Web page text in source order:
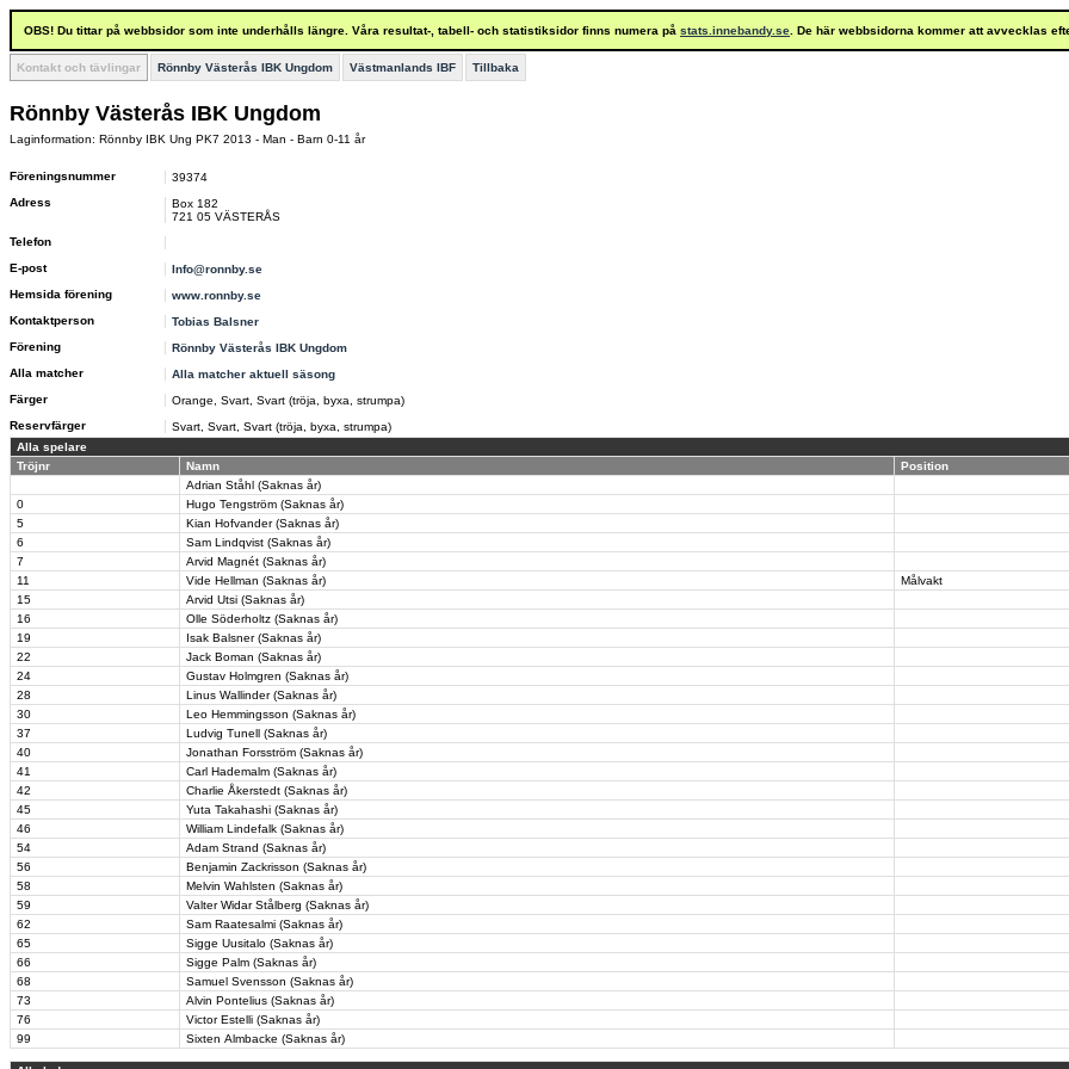
OBS! Du tittar på webbsidor som inte underhålls längre. Våra resultat-, tabell- och statistiksidor finns numera på stats.innebandy.se . De här webbsidorna kommer att avvecklas
Kontakt och tävlingar Rönnby Västerås IBK Ungdom Västmanlands IBF Tillbaka
Rönnby Västerås IBK Ungdom
Laginformation: Rönnby IBK Ung PK7 2013 - Man - Barn 0-11 år
Föreningsnummer
39374
Adress
Box 182
721 05 VÄSTERÅS
Telefon
E-post
Info@ronnby.se
Hemsida förening
www.ronnby.se
Kontaktperson
Tobias Balsner
Förening
Rönnby Västerås IBK Ungdom
Alla matcher
Alla matcher aktuell säsong
Färger
Orange, Svart, Svart (tröja, byxa, strumpa)
Reservfärger
Svart, Svart, Svart (tröja, byxa, strumpa)
Alla spelare
Tröjnr
Namn
Position
Adrian Ståhl (Saknas år)
0
Hugo Tengström (Saknas år)
5
Kian Hofvander (Saknas år)
6
Sam Lindqvist (Saknas år)
7
Arvid Magnét (Saknas år)
11
Vide Hellman (Saknas år)
Målvakt
15
Arvid Utsi (Saknas år)
16
Olle Söderholtz (Saknas år)
19
Isak Balsner (Saknas år)
22
Jack Boman (Saknas år)
24
Gustav Holmgren (Saknas år)
28
Linus Wallinder (Saknas år)
30
Leo Hemmingsson (Saknas år)
37
Ludvig Tunell (Saknas år)
40
Jonathan Forsström (Saknas år)
41
Carl Hademalm (Saknas år)
42
Charlie Åkerstedt (Saknas år)
45
Yuta Takahashi (Saknas år)
46
William Lindefalk (Saknas år)
54
Adam Strand (Saknas år)
56
Benjamin Zackrisson (Saknas år)
58
Melvin Wahlsten (Saknas år)
59
Valter Widar Stålberg (Saknas år)
62
Sam Raatesalmi (Saknas år)
65
Sigge Uusitalo (Saknas år)
66
Sigge Palm (Saknas år)
68
Samuel Svensson (Saknas år)
73
Alvin Pontelius (Saknas år)
76
Victor Estelli (Saknas år)
99
Sixten Almbacke (Saknas år)